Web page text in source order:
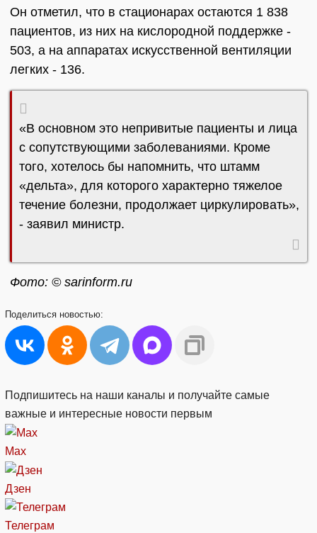
Он отметил, что в стационарах остаются 1 838
пациентов, из них на кислородной поддержке -
503, а на аппаратах искусственной вентиляции
легких - 136.
«В основном это непривитые пациенты и лица
с сопутствующими заболеваниями. Кроме
того, хотелось бы напомнить, что штамм
«дельта», для которого характерно тяжелое
течение болезни, продолжает циркулировать»,
- заявил министр.
Фото: © sarinform.ru
Поделиться новостью:
Подпишитесь на наши каналы и получайте самые
важные и интересные новости первым
Max
Дзен
Телеграм